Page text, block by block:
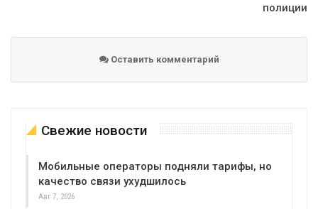
полиции
Оставить комментарий
Свежие новости
Мобильные операторы подняли тарифы, но
качество связи ухудшилось
Авг 7, 2026